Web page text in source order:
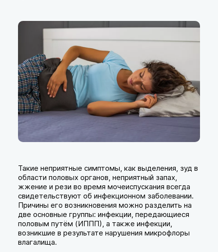
Такие неприятные симптомы, как выделения, зуд в
области половых органов, неприятный запах,
жжение и рези во время мочеиспускания всегда
свидетельствуют об инфекционном заболевании.
Причины его возникновения можно разделить на
две основные группы: инфекции, передающиеся
половым путём (ИППП), а также инфекции,
возникшие в результате нарушения микрофлоры
влагалища.